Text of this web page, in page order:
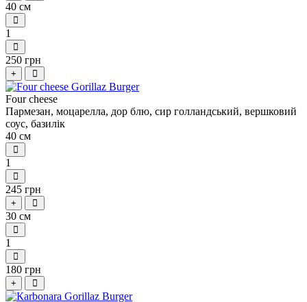
40 см
1
250 грн
+
Four сheese
Пармезан, моцарелла, дор блю, сир голландський, вершковий
соус, базилік
40 см
1
245 грн
+
30 см
1
180 грн
+